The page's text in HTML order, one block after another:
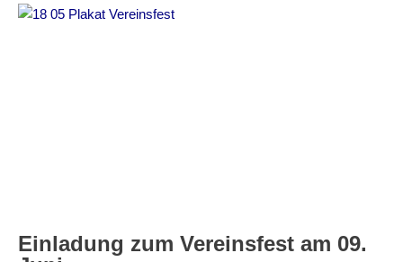
Einladung zum Vereinsfest am 09.